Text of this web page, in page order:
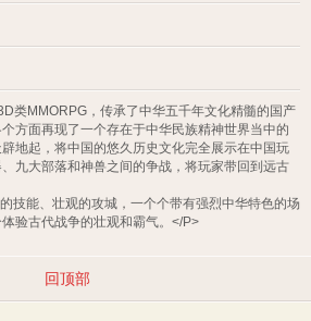
方面再现了一个存在于中华民族精神世界当中的
地起，将中国的悠久历史文化完全展示在中国玩
九大部落和神兽之间的争战，将玩家带回到远古
技能、壮观的攻城，一个个带有强烈中华特色的场
验古代战争的壮观和霸气。</P>
回顶部